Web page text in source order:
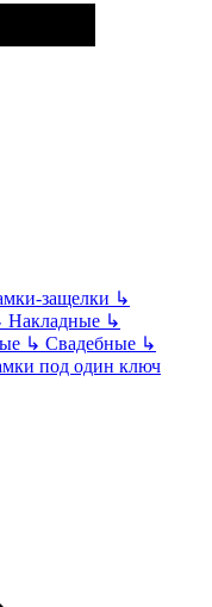
защелки ↳
Накладные ↳
↳ Свадебные ↳
под один ключ